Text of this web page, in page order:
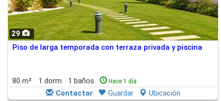
29
Piso de larga temporada con terraza privada y piscina
80 m² 1 dorm. 1 baños Hace 1 día
Contactar Guardar Ubicación